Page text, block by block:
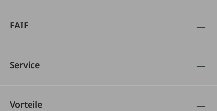
FAIE
Service
Vorteile